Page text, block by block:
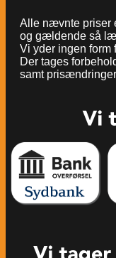
Alle nævnte priser
og gældende så
Vi yder ingen form
Der tages
samt